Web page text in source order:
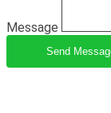
Message
Send